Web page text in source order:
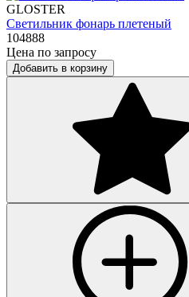
GLOSTER
Светильник фонарь плетеный
104888
Цена по запросу
Добавить в корзину